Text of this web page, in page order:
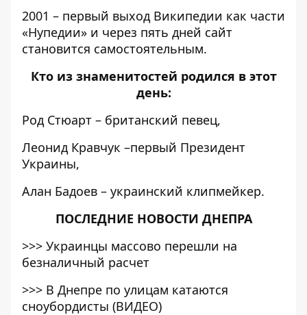
2001 – первый выход Википедии как части
«Нупедии» и через пять дней сайт
становится самостоятельным.
Кто из знаменитостей родился в этот
день:
Род Стюарт – британский певец,
Леонид Кравчук –первый Президент
Украины,
Алан Бадоев – украинский клипмейкер.
ПОСЛЕДНИЕ НОВОСТИ ДНЕПРА
>>> Украинцы массово перешли на
безналичный расчет
>>> В Днепре по улицам катаются
сноубордисты (ВИДЕО)